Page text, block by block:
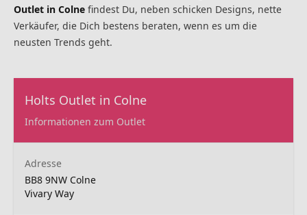
Outlet in Colne findest Du, neben schicken Designs, nette
Verkäufer, die Dich bestens beraten, wenn es um die
neusten Trends geht.
Holts Outlet in Colne
Informationen zum Outlet
Adresse
BB8 9NW Colne
Vivary Way